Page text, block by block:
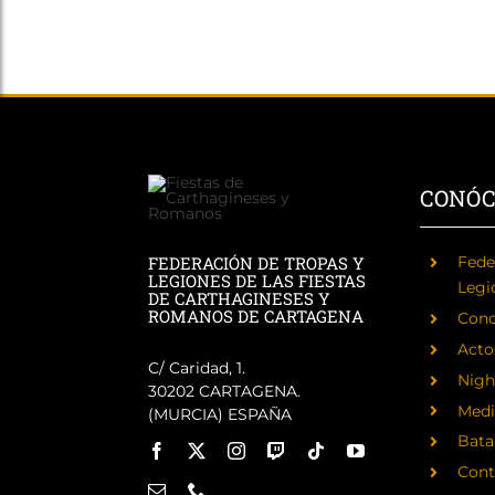
FEDERACIÓN DE TROPAS Y
LEGIONES DE LAS FIESTAS
DE CARTHAGINESES Y
ROMANOS DE CARTAGENA
C/ Caridad, 1.
30202 CARTAGENA.
(MURCIA) ESPAÑA